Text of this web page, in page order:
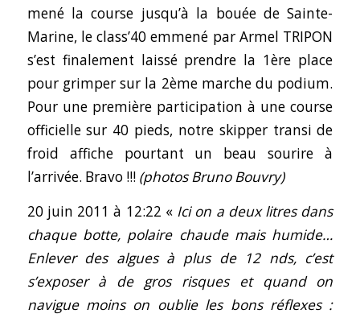
mené la course jusqu’à la bouée de Sainte-
Marine, le class’40 emmené par Armel TRIPON
s’est finalement laissé prendre la 1ère place
pour grimper sur la 2ème marche du podium.
Pour une première participation à une course
officielle sur 40 pieds, notre skipper transi de
froid affiche pourtant un beau sourire à
l’arrivée. Bravo !!! (photos Bruno Bouvry)
20 juin 2011 à 12:22 « Ici on a deux litres dans
chaque botte, polaire chaude mais humide…
Enlever des algues à plus de 12 nds, c’est
s’exposer à de gros risques et quand on
navigue moins on oublie les bons réflexes :